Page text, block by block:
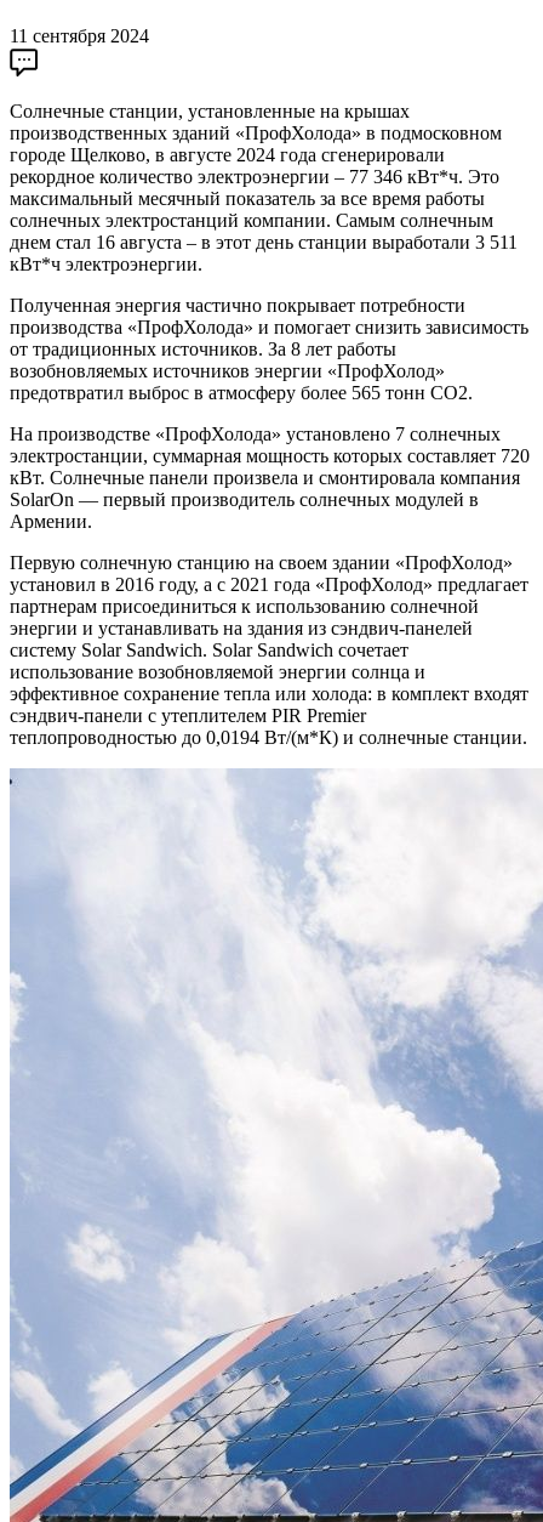
11 сентября 2024
Солнечные станции, установленные на крышах
производственных зданий «ПрофХолода» в подмосковном
городе Щелково, в августе 2024 года сгенерировали
рекордное количество электроэнергии – 77 346 кВт*ч. Это
максимальный месячный показатель за все время работы
солнечных электростанций компании. Самым солнечным
днем стал 16 августа – в этот день станции выработали 3 511
кВт*ч электроэнергии.
Полученная энергия частично покрывает потребности
производства «ПрофХолода» и помогает снизить зависимость
от традиционных источников. За 8 лет работы
возобновляемых источников энергии «ПрофХолод»
предотвратил выброс в атмосферу более 565 тонн СО2.
На производстве «ПрофХолода» установлено 7 солнечных
электростанции, суммарная мощность которых составляет 720
кВт. Солнечные панели произвела и смонтировала компания
SolarOn — первый производитель солнечных модулей в
Армении.
Первую солнечную станцию на своем здании «ПрофХолод»
установил в 2016 году, а с 2021 года «ПрофХолод» предлагает
партнерам присоединиться к использованию солнечной
энергии и устанавливать на здания из сэндвич-панелей
систему Solar Sandwich. Solar Sandwich сочетает
использование возобновляемой энергии солнца и
эффективное сохранение тепла или холода: в комплект входят
сэндвич-панели с утеплителем PIR Premier
теплопроводностью до 0,0194 Вт/(м*К) и солнечные станции.